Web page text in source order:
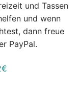
und Tassen
und wenn
dann freue
PayPal.